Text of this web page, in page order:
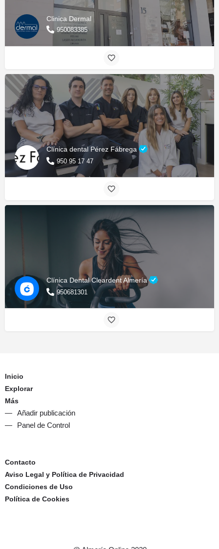
Clinica Dermal
950083385
Clínica dental Pérez Fábrega
950 95 17 47
Clínica Dental Cleardent Almería
950681301
Inicio
Explorar
Más
Añadir publicación
Panel de Control
Contacto
Aviso Legal y Política de Privacidad
Condiciones de Uso
Política de Cookies